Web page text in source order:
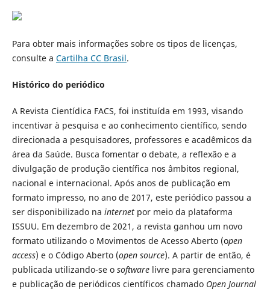
Para obter mais informações sobre os tipos de licenças,
consulte a Cartilha CC Brasil.
Histórico do periódico
A Revista Cientídica FACS, foi instituída em 1993, visando
incentivar à pesquisa e ao conhecimento científico, sendo
direcionada a pesquisadores, professores e acadêmicos da
área da Saúde. Busca fomentar o debate, a reflexão e a
divulgação de produção científica nos âmbitos regional,
nacional e internacional. Após anos de publicação em
formato impresso, no ano de 2017, este periódico passou a
ser disponibilizado na internetpor meio da plataforma
ISSUU. Em dezembro de 2021, a revista ganhou um novo
formato utilizando o Movimentos de Acesso Aberto (open
access) e o Código Aberto (open source). A partir de então, é
publicada utilizando-se o softwarelivre para gerenciamento
e publicação de periódicos científicos chamado Open Journal